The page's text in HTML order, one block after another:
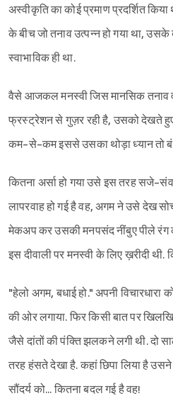
अस्वीकृति का कोई प्रमाण प्रदर्शित
के बीच जो तनाव उत्पन्न हो गया था,
स्वाभाविक ही था.
वैसे आजकल मनस्वी जिस मानसिक तनाव
फ्रस्ट्रेशन से गुज़र रही है, उसको देखते
कम-से-कम इससे उसका थोड़ा ध्यान तो
कितना अर्सा हो गया उसे इस तरह सजे-
लापरवाह हो गई है वह, अगम ने उसे देख
मेकअप कर उसकी मनपसंद नींबुए पीले रंग
इस दीवाली पर मनस्वी के लिए ख़रीदी थी.
"हेलो अगम, बधाई हो." अपनी विचारधारा
की ओर लगाया. फिर किसी बात पर
जैसे दांतों की पंक्ति झलकने लगी थी. दो
तरह हंसते देखा है. कहां छिपा लिया है
सौंदर्य को... कितना बदल गई है वह!